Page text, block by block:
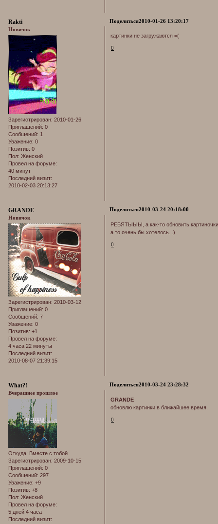
Поделиться2010-01-26 13:20:17
Rakti
Новичок
Зарегистрирован: 2010-01-26
Приглашений: 0
Сообщений: 1
Уважение: 0
Позитив: 0
Пол: Женский
Провел на форуме:
40 минут
Последний визит:
2010-02-03 20:13:27
картинки не загружаются =(
0
Поделиться2010-03-24 20:18:00
GRANDE
Новичок
Зарегистрирован: 2010-03-12
Приглашений: 0
Сообщений: 7
Уважение: 0
Позитив: +1
Провел на форуме:
4 часа 22 минуты
Последний визит:
2010-08-07 21:39:15
РЕБЯТЫЫЫ, а как-то обновить
а то очень бы хотелось...)
0
Поделиться2010-03-24 23:28:32
What?!
Вчерашнее прошлое
Откуда: Вместе с тобой
Зарегистрирован: 2009-10-15
Приглашений: 0
Сообщений: 297
Уважение: +9
Позитив: +8
Пол: Женский
Провел на форуме:
5 дней 4 часа
Последний визит:
GRANDE
обновлю картинки в ближайшее время.
0